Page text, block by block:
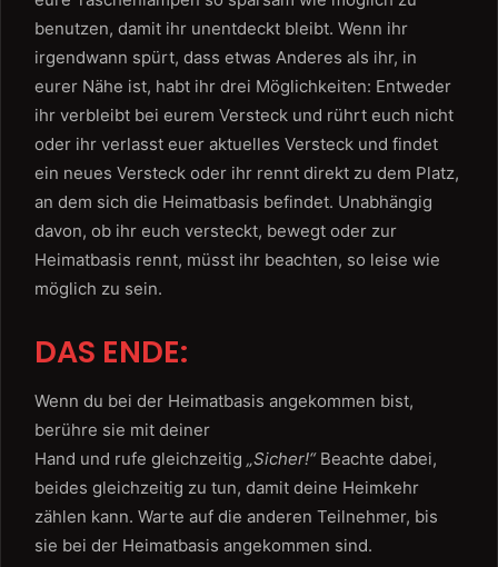
benutzen, damit ihr unentdeckt bleibt. Wenn ihr
irgendwann spürt, dass etwas Anderes als ihr, in
eurer Nähe ist, habt ihr drei Möglichkeiten: Entweder
ihr verbleibt bei eurem Versteck und rührt euch nicht
oder ihr verlasst euer aktuelles Versteck und findet
ein neues Versteck oder ihr rennt direkt zu dem Platz,
an dem sich die Heimatbasis befindet. Unabhängig
davon, ob ihr euch versteckt, bewegt oder zur
Heimatbasis rennt, müsst ihr beachten, so leise wie
möglich zu sein.
DAS ENDE:
Wenn du bei der Heimatbasis angekommen bist,
berühre sie mit deiner
Hand und rufe gleichzeitig „Sicher!“Beachte dabei,
beides gleichzeitig zu tun, damit deine Heimkehr
zählen kann. Warte auf die anderen Teilnehmer, bis
sie bei der Heimatbasis angekommen sind.